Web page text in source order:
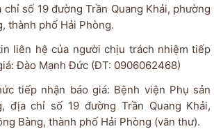
chỉ số 19 đường Trần Quang Khải, phường
thành phố Hải Phòng.
liên hệ của người chịu trách nhiệm tiếp
Đào Mạnh Đức (ĐT: 0906062468)
tiếp nhận báo giá: Bệnh viện Phụ sản
địa chỉ số 19 đường Trần Quang Khải,
Bàng, thành phố Hải Phòng (văn thư).